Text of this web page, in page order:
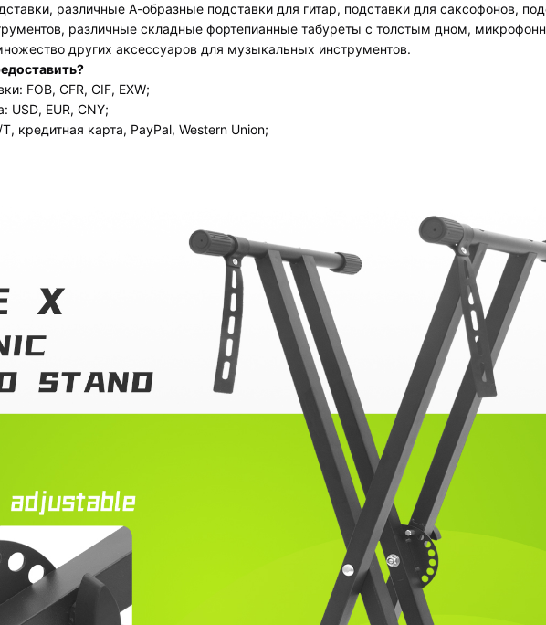
различные А-образные подставки для гитар, подставки для саксофонов,
различные складные фортепианные табуреты с толстым дном,
других аксессуаров для музыкальных инструментов.
FOB, CFR, CIF, EXW;
EUR, CNY;
кредитная карта, PayPal, Western Union;